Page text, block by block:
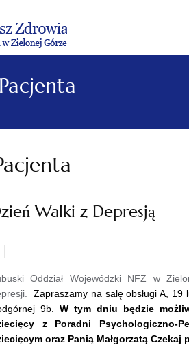
Walki z Depresją
Oddział Wojewódzki NFZ w
Zapraszamy na salę obsługi A,
9b.W tym dniu będzie
z Poradni Psychologiczno-
oraz Panią Małgorzatą